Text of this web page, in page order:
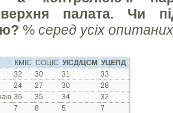
палата. Чи
%серед усіх
КМІС СОЦІС УІСД/ЦСМ
УЦЕПД
32 30 31
33
24 27 30
28
36 35 34
32
7 8 5 7